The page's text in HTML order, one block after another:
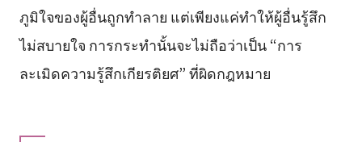
ภูมิใจของผู้อื่นถูกทำลาย แต่เพียงแค่ทำให้ผู้อื่นรู้สึก
ไม่สบายใจ การกระทำนั้นจะไม่ถือว่าเป็น “การ
ละเมิดความรู้สึกเกียรติยศ” ที่ผิดกฎหมาย